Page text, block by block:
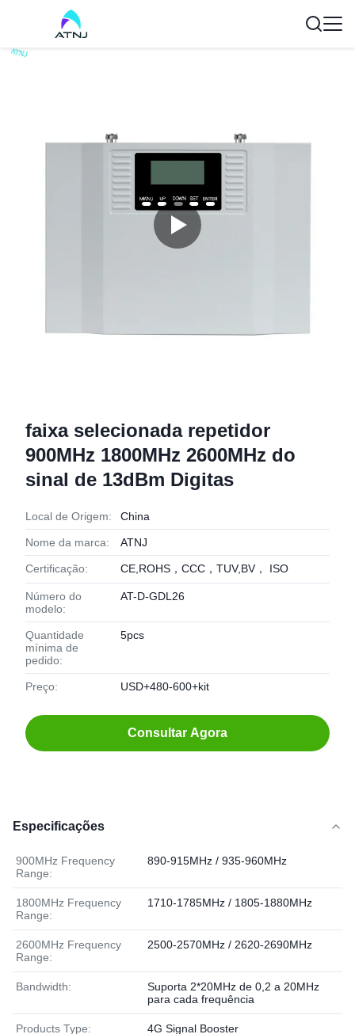
faixa selecionada repetidor
900MHz 1800MHz 2600MHz do
sinal de 13dBm Digitas
Local de Origem: China
Nome da marca: ATNJ
Certificação: CE,ROHS，CCC，TUV,BV， ISO
Número do
modelo:
AT-D-GDL26
Quantidade
mínima de
pedido:
5pcs
Preço: USD+480-600+kit
Consultar Agora
Especificações
900MHz Frequency
Range:
890-915MHz / 935-960MHz
1800MHz Frequency
Range:
1710-1785MHz / 1805-1880MHz
2600MHz Frequency
Range:
2500-2570MHz / 2620-2690MHz
Bandwidth:
Suporta 2*20MHz de 0,2 a 20MHz
para cada frequência
Products Type: 4G Signal Booster